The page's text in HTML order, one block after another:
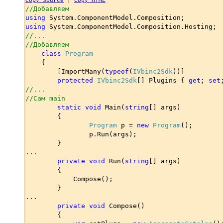
//Добавляем
using System.ComponentModel.Composition;
using System.ComponentModel.Composition.Hosting;
//...
//Добавляем
class
Program
{
[ImportMany( typeof ( IVbinc2Sdk ))]
protected
IVbinc2Sdk [] Plugins { get ; set
//...
//Сам main
static void
Main( string [] args)
{
Program p = new Program();
p.Run(args);
}
...
private void
Run( string [] args)
{
Compose();
}
...
private void
Compose()
{